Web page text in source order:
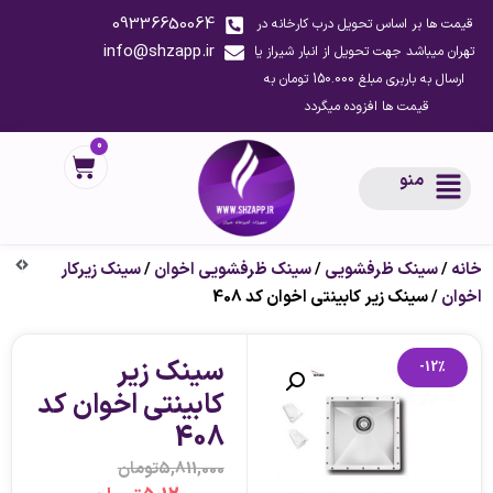
قیمت ها بر اساس تحویل درب کارخانه در
تهران میباشد جهت تحویل از انبار شیراز یا
ارسال به باربری مبلغ 150.000 تومان به
قیمت ها افزوده میگردد
09336650064
info@shzapp.ir
منو
0
خانه/سینک ظرفشویی/سینک ظرفشویی اخوان/سینک زیرکار
اخوان/ سینک زیر کابینتی اخوان کد 408
-12% سینک زیر
کابینتی اخوان کد
408
5,811,000تومان